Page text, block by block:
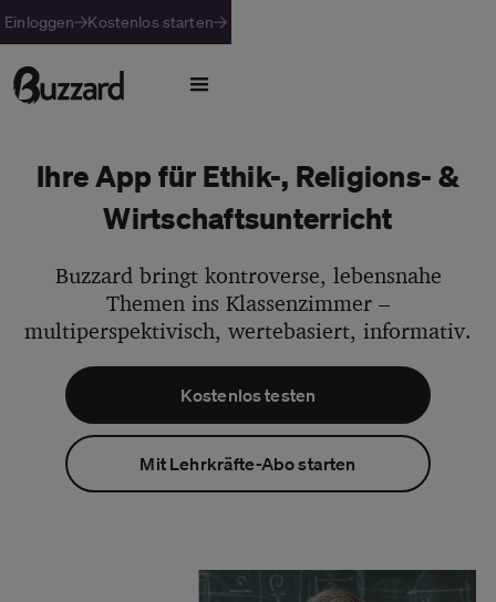
Einloggen Kostenlos starten
Ihre App für Ethik-, Religions- &
Wirtschaftsunterricht
Buzzard bringt kontroverse, lebensnahe
Themen ins Klassenzimmer –
multiperspektivisch, wertebasiert, informativ.
Kostenlos testen
Mit Lehrkräfte-Abo starten